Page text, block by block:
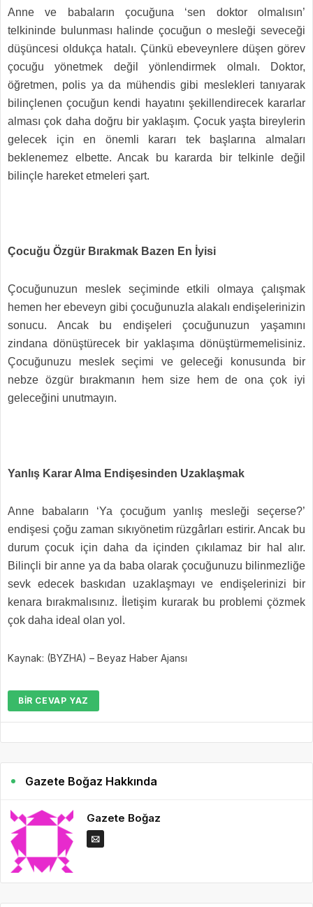
Anne ve babaların çocuğuna ‘sen doktor olmalısın’
telkininde bulunması halinde çocuğun o mesleği seveceği
düşüncesi oldukça hatalı. Çünkü ebeveynlere düşen görev
çocuğu yönetmek değil yönlendirmek olmalı. Doktor,
öğretmen, polis ya da mühendis gibi meslekleri tanıyarak
bilinçlenen çocuğun kendi hayatını şekillendirecek kararlar
alması çok daha doğru bir yaklaşım. Çocuk yaşta bireylerin
gelecek için en önemli kararı tek başlarına almaları
beklenemez elbette. Ancak bu kararda bir telkinle değil
bilinçle hareket etmeleri şart.
Çocuğu Özgür Bırakmak Bazen En İyisi
Çocuğunuzun meslek seçiminde etkili olmaya çalışmak
hemen her ebeveyn gibi çocuğunuzla alakalı endişelerinizin
sonucu. Ancak bu endişeleri çocuğunuzun yaşamını
zindana dönüştürecek bir yaklaşıma dönüştürmemelisiniz.
Çocuğunuzu meslek seçimi ve geleceği konusunda bir
nebze özgür bırakmanın hem size hem de ona çok iyi
geleceğini unutmayın.
Yanlış Karar Alma Endişesinden Uzaklaşmak
Anne babaların ‘Ya çocuğum yanlış mesleği seçerse?’
endişesi çoğu zaman sıkıyönetim rüzgârları estirir. Ancak bu
durum çocuk için daha da içinden çıkılamaz bir hal alır.
Bilinçli bir anne ya da baba olarak çocuğunuzu bilinmezliğe
sevk edecek baskıdan uzaklaşmayı ve endişelerinizi bir
kenara bırakmalısınız. İletişim kurarak bu problemi çözmek
çok daha ideal olan yol.
Kaynak: (BYZHA) – Beyaz Haber Ajansı
BIR CEVAP YAZ
Gazete Boğaz Hakkında
Gazete Boğaz